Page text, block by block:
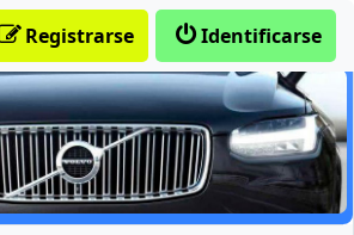
Identificarse
Registrarse